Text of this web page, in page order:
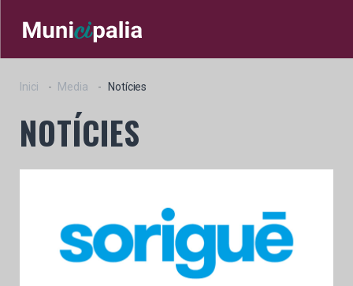
Inici Media Notícies
NOTÍCIES